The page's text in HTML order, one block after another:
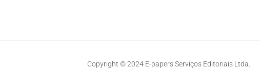
Copyright © 2024 E-papers Serviços Editoriais Ltda.